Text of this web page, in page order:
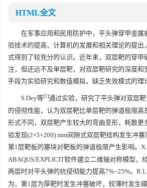
HTML全文
在军事应用和民用防护中，平头弹穿甲金属
验技术的提高、计算机的发展和相关理论的提出
式得到了较充分的认识。近年来，双层靶的穿甲
注，但还远不及单层靶，对双层靶研究的深度和
手段为实验研究和数值模拟，缺乏失效模式的理
S.Dey等[1]通过实验，研究了平头弹对双层
的侵彻性能，认为双层靶比单层靶的弹道极限高
形式不同，双层靶产生较大的弯曲变形，耗散更
验发现(2×5+200) mm间隙式双层靶结构发生冲
第1层靶板的塞块对靶板的弹道极限产生影响。
ABAQUS/EXPLICIT软件建立二维轴对称模型，
两层时对平头弹的抗侵彻能力提高7%~25%。
为，第1层为厚靶时发生冲塞破坏，较薄时发生